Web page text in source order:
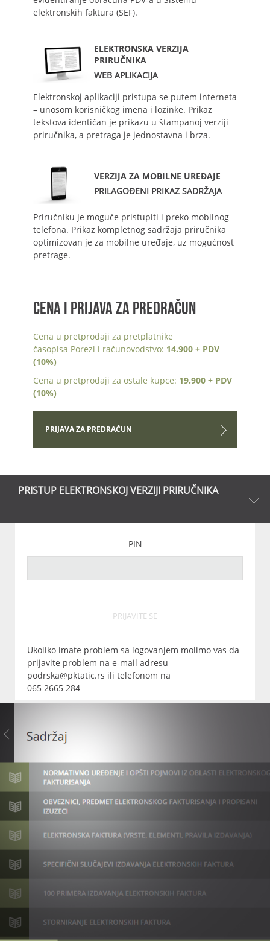
elektronskih faktura (SEF).
ELEKTRONSKA VERZIJA
PRIRUČNIKA
WEB APLIKACIJA
Elektronskoj aplikaciji pristupa se putem interneta
– unosom korisničkog imena i lozinke. Prikaz
tekstova identičan je prikazu u štampanoj verziji
priručnika, a pretraga je jednostavna i brza.
VERZIJA ZA MOBILNE UREĐAJE
PRILAGOĐENI PRIKAZ SADRŽAJA
Priručniku je moguće pristupiti i preko mobilnog
telefona. Prikaz kompletnog sadržaja priručnika
optimizovan je za mobilne uređaje, uz mogućnost
pretrage.
CENA I PRIJAVA ZA PREDRAČUN
Cena u pretprodaji za pretplatnike
časopisa Porezi i računovodstvo: 14.900 + PDV
(10%)
Cena u pretprodaji za ostale kupce: 19.900 + PDV
(10%)
PRIJAVA ZA PREDRAČUN
PRISTUP ELEKTRONSKOJ VERZIJI PRIRUČNIKA
PIN
PRIJAVITE SE
Ukoliko imate problem sa logovanjem molimo vas da
prijavite problem na e-mail adresu
podrska@pktatic.rs ili telefonom na
065 2665 284